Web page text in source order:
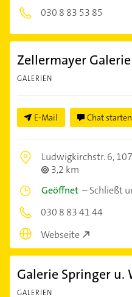
030 8 83 53 85
Zellermayer Galerie
GALERIEN
E-Mail Chat starten
Ludwigkirchstr. 6,
3,2 km
Geöffnet –Schließt
030 8 83 41 44
Webseite
Galerie Springer u.
GALERIEN